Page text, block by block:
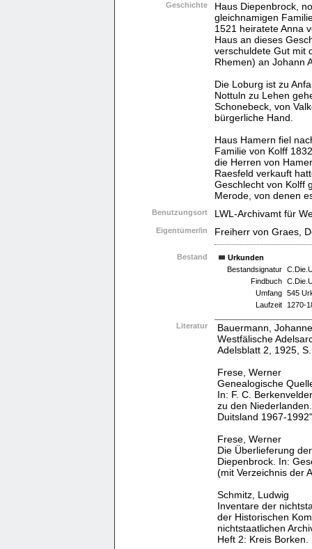
Geschichte
Haus Diepenbrock,
gleichnamigen
1521 heiratete Anna
Haus an dieses
verschuldete Gut mit
Rhemen) an Johann
Die Loburg ist zu
Nottuln zu Lehen
Schonebeck, von
bürgerliche Hand.
Haus Hamern fiel
Familie von Kolff
die Herren von
Raesfeld verkauft
Geschlecht von Kolff
Merode, von denen
Benutzungsort LWL-Archivamt für
Eigentümer/in Freiherr von Graes,
Bestand
Urkunden
Bestandsignatur
Findbuch
Umfang 545
Laufzeit
1270-
Literatur
Bauermann,
Westfälische
Adelsblatt 2, 1925,
Frese, Werner
Genealogische
In: F. C.
zu den
Duitsland 1967-
Frese, Werner
Die Überlieferung
Diepenbrock. In:
(mit Verzeichnis der
Schmitz, Ludwig
Inventare der
der Historischen
nichtstaatlichen
Heft 2: Kreis